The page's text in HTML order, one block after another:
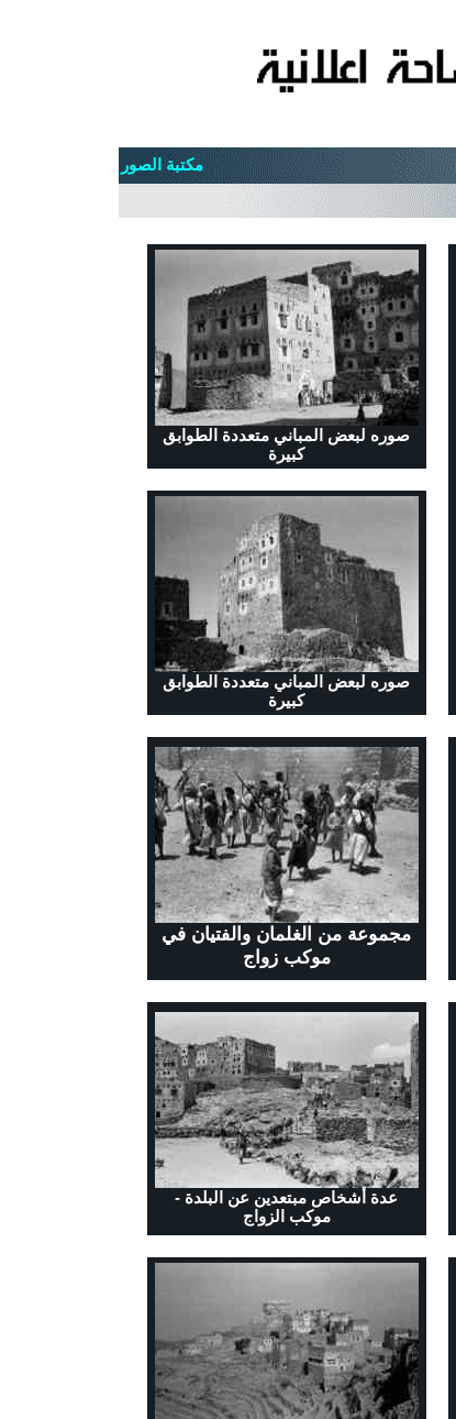
مكتبة الصور
صوره لبعض المباني متعددة الطوابق
كبيرة
صوره لبعض المباني متعددة الطوابق
كبيرة
مجموعة من الغلمان والفتيان في
موكب زواج
عدة أشخاص مبتعدين عن البلدة -
موكب الزواج